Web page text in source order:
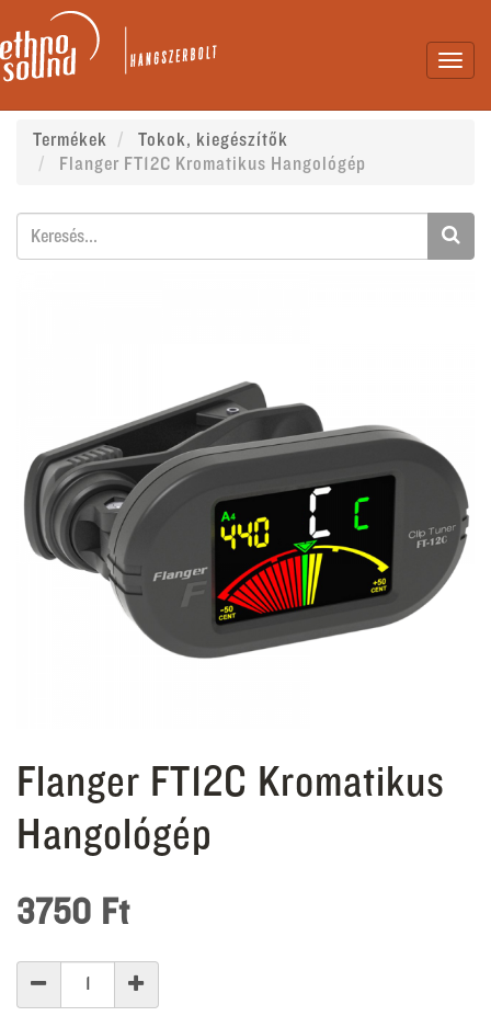
Termékek
Tokok, kiegészítők
Flanger FT12C Kromatikus Hangológép
Flanger FT12C Kromatikus
Hangológép
3750 Ft